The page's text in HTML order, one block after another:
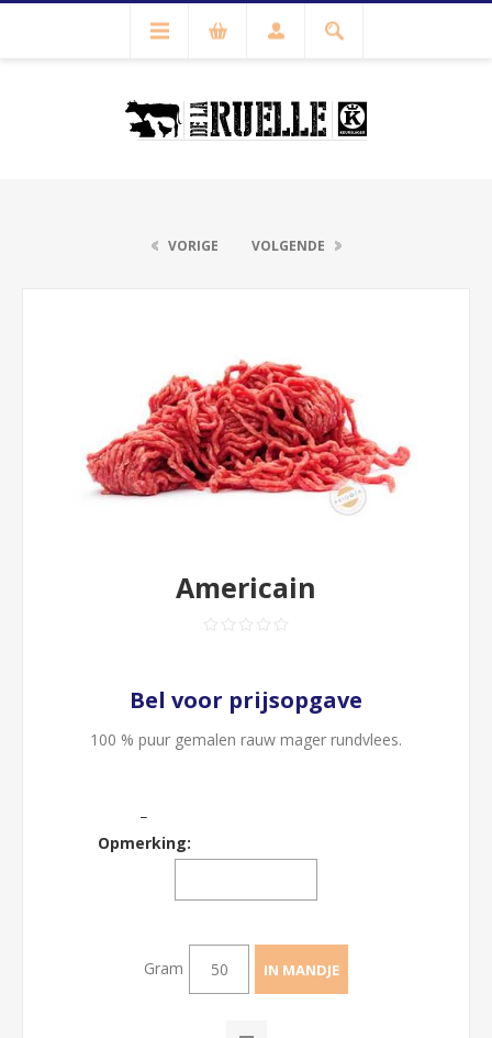
VORIGE VOLGENDE
Americain
Bel voor prijsopgave
100 % puur gemalen rauw mager rundvlees.
Opmerking:
Gram